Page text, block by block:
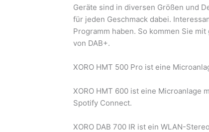
Geräte sind in diversen Größen und
für jeden Geschmack dabei.
Programm haben. So kommen Sie
von DAB+.
XORO HMT 500 Pro ist eine
XORO HMT 600 ist eine Microanlage
Spotify Connect.
XORO DAB 700 IR ist ein WLAN-